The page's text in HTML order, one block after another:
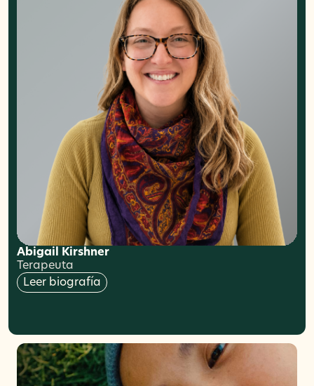
Abigail Kirshner
Terapeuta
Leer biografía